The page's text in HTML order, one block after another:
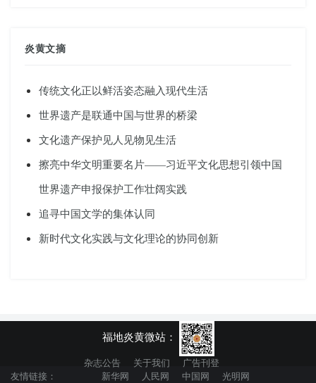
炎黄文摘
传统文化正以鲜活姿态融入现代生活
世界遗产是联通中国与世界的桥梁
文化遗产保护见人见物见生活
擦亮中华文明重要名片——习近平文化思想引领中国
世界遗产申报保护工作壮阔实践
追寻中国文学的集体认同
新时代文化实践与文化理论的协同创新
福地炎黄微站：
杂志公告 关于我们
广告刊登
友情链接：
新华网 人民网 中国网
光明网